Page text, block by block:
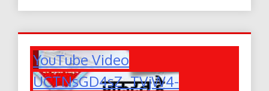
YouTube Video
UCTNsGD4sZ_TVjW4-